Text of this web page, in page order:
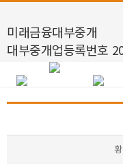
미래금융대부중개
대부중개업등록번호